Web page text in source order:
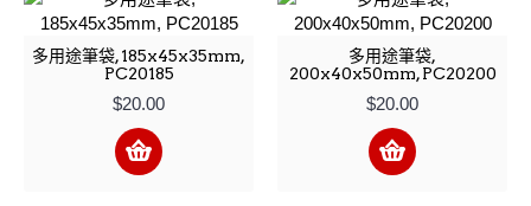
多用途筆袋, 185x45x35mm,
PC20185
$20.00
多用途筆袋,
200x40x50mm, PC20200
$20.00